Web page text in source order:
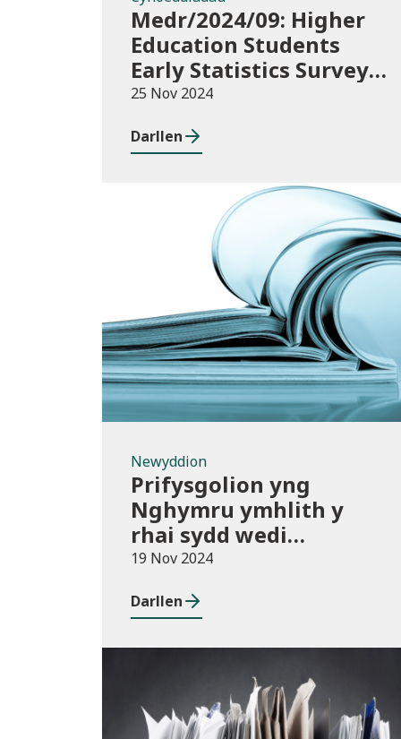
Medr/2024/09: Higher
Education Students
Early Statistics Survey
2024/25
25 Nov 2024
Darllen
Newyddion
Newyddion
Prifysgolion yng
Nghymru ymhlith y
rhai sydd wedi
mabwysiadu’r polisïau
deillio
19 Nov 2024
Darllen